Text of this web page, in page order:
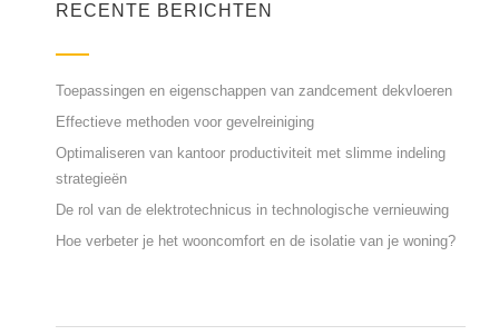
RECENTE BERICHTEN
Toepassingen en eigenschappen van zandcement dekvloeren
Effectieve methoden voor gevelreiniging
Optimaliseren van kantoor productiviteit met slimme indeling
strategieën
De rol van de elektrotechnicus in technologische vernieuwing
Hoe verbeter je het wooncomfort en de isolatie van je woning?